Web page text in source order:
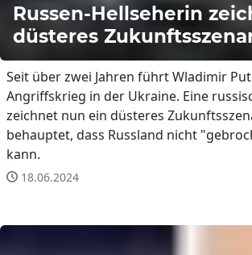
Russen-Hellseherin
düsteres
Seit über zwei Jahren führt Wladimir
Angriffskrieg in der Ukraine. Eine
zeichnet nun ein düsteres
behauptet, dass Russland nicht
kann.
18.06.2024